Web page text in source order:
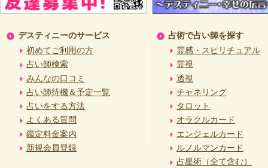
デスティニーのサービス
初めてご利用の方
占い師検索
みんなの口コミ
占い師待機＆予定一覧
占いをする方法
よくある質問
鑑定料金案内
新規会員登録
占術で占い師を探す
霊感・スピリチュアル
霊視
透視
チャネリング
タロット
オラクルカード
エンジェルカード
ルノルマンカード
占星術（全て含む）